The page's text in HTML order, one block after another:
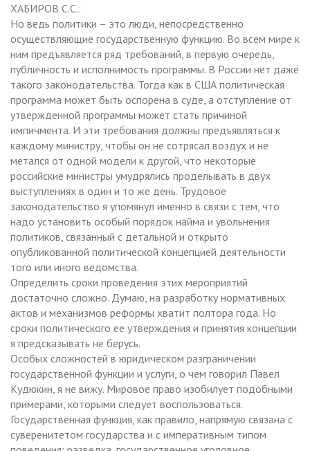
ХАБИРОВ С.С.:
Но ведь политики – это люди, непосредственно
осуществляющие государственную функцию. Во всем мире к
ним предъявляется ряд требований, в первую очередь,
публичность и исполнимость программы. В России нет даже
такого законодательства. Тогда как в США политическая
программа может быть оспорена в суде, а отступление от
утвержденной программы может стать причиной
импичмента. И эти требования должны предъявляться к
каждому министру, чтобы он не сотрясал воздух и не
метался от одной модели к другой, что некоторые
российские министры умудрялись проделывать в двух
выступлениях в один и то же день. Трудовое
законодательство я упомянул именно в связи с тем, что
надо установить особый порядок найма и увольнения
политиков, связанный с детальной и открыто
опубликованной политической концепцией деятельности
того или иного ведомства.
Определить сроки проведения этих мероприятий
достаточно сложно. Думаю, на разработку нормативных
актов и механизмов реформы хватит полтора года. Но
сроки политического ее утверждения и принятия концепции
я предсказывать не берусь.
Особых сложностей в юридическом разграничении
государственной функции и услуги, о чем говорил Павел
Кудюкин, я не вижу. Мировое право изобилует подобными
примерами, которыми следует воспользоваться.
Государственная функция, как правило, напрямую связана с
суверенитетом государства и с императивным типом